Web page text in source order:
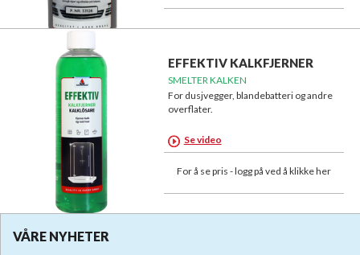
EFFEKTIV KALKFJERNER
SMELTER KALKEN
For dusjvegger, blandebatteri og andre
overflater.
Se video
For å se pris - logg på ved å klikke her
VÅRE NYHETER